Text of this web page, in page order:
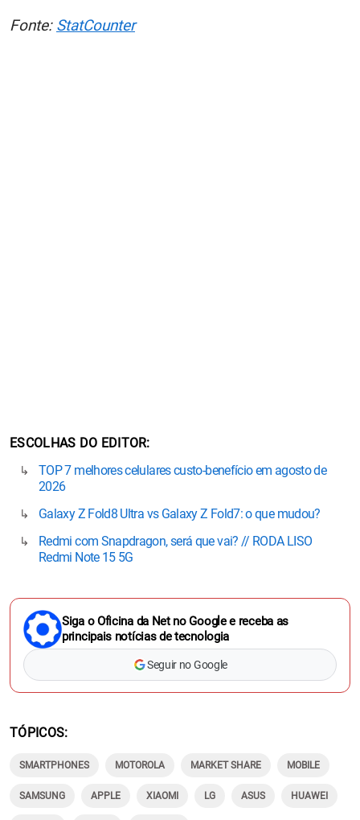
Fonte: StatCounter
ESCOLHAS DO EDITOR
TOP 7 melhores celulares custo-benefício em agosto de
2026
Galaxy Z Fold8 Ultra vs Galaxy Z Fold7: o que mudou?
Redmi com Snapdragon, será que vai? // RODA LISO
Redmi Note 15 5G
Siga o Oficina da Net no Google e receba as
principais notícias de tecnologia
Seguir no Google
TÓPICOS
SMARTPHONES MOTOROLA MARKET SHARE MOBILE
SAMSUNG APPLE XIAOMI LG ASUS HUAWEI